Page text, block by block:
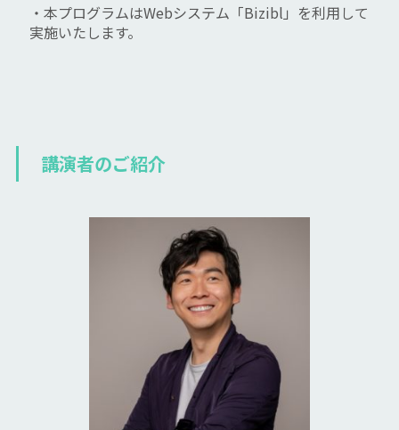
・本プログラムはWebシステム「Bizibl」を利用して
実施いたします。
講演者のご紹介